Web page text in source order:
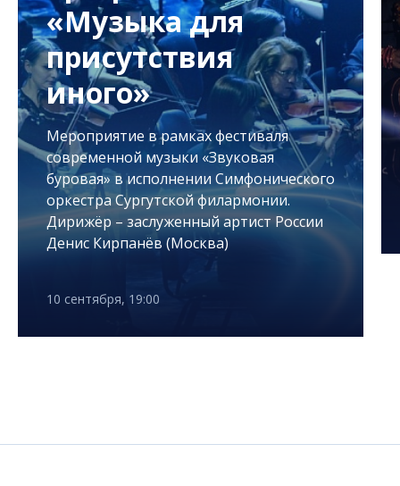
«Музыка для
присутствия
иного»
Мероприятие в рамках фестиваля
современной музыки «Звуковая
буровая» в исполнении Симфонического
оркестра Сургутской филармонии.
Дирижёр – заслуженный артист России
Денис Кирпанёв (Москва)
10 сентября, 19:00